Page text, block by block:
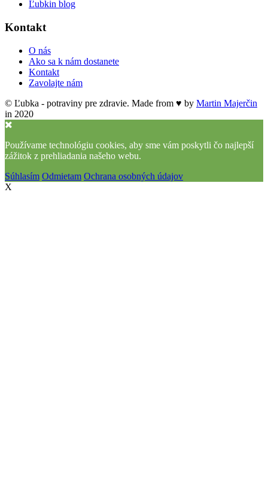
Ľubkin blog
Kontakt
O nás
Ako sa k nám dostanete
Kontakt
Zavolajte nám
© Ľubka - potraviny pre zdravie. Made from ♥ by Martin Majerčin
in 2020
Používame technológiu cookies, aby sme vám poskytli čo najlepší
zážitok z prehliadania našeho webu.
Súhlasím Odmietam Ochrana osobných údajov
X